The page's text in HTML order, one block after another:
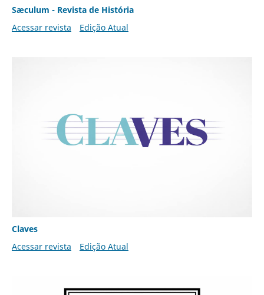
Sæculum - Revista de História
Acessar revista
Edição Atual
Claves
Acessar revista
Edição Atual